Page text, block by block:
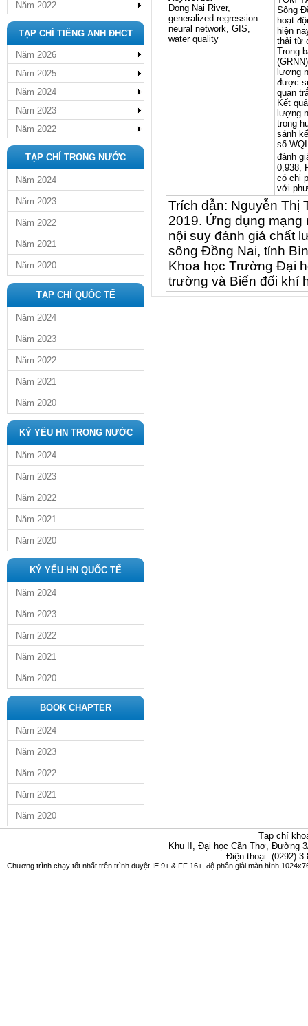
Năm 2022
TẠP CHÍ TIẾNG ANH ĐHCT
Năm 2026
Năm 2025
Năm 2024
Năm 2023
Năm 2022
TẠP CHÍ TRONG NƯỚC
Năm 2024
Năm 2023
Năm 2022
Năm 2021
Năm 2020
TẠP CHÍ QUỐC TẾ
Năm 2024
Năm 2023
Năm 2022
Năm 2021
Năm 2020
KỶ YẾU HN TRONG NƯỚC
Năm 2024
Năm 2023
Năm 2022
Năm 2021
Năm 2020
KỶ YẾU HN QUỐC TẾ
Năm 2024
Năm 2023
Năm 2022
Năm 2021
Năm 2020
BOOK CHAPTER
Năm 2024
Năm 2023
Năm 2022
Năm 2021
Năm 2020
Dong Nai River,
generalized regression
neural network, GIS,
water quality
Sông
hoạt
hiện
thải từ
Trong
lượng
được
quan
Kết
lượng
trong
sánh
số
đánh
0,938,
có chi
với
Trích dẫn: Nguyễn Thị
2019. Ứng dụng mạng
nội suy đánh giá chất
sông Đồng Nai, tỉnh
Khoa học Trường Đại
trường và Biến đổi khí
Tạp chí
Khu II, Đại học Cần Thơ, Đường
Điện thoại: (0292)
Chương trình chạy tốt nhất trên trình duyệt IE 9+ & FF 16+, độ phân giải màn hình